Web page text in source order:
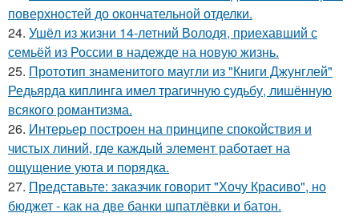
поверхностей до окончательной отделки.
24. Ушёл из жизни 14-летний Володя, приехавший с
семьёй из России в надежде на новую жизнь.
25. Прототип знаменитого маугли из "Книги Джунглей"
Редьярда киплинга имел трагичную судьбу, лишённую
всякого романтизма.
26. Интерьер построен на принципе спокойствия и
чистых линий, где каждый элемент работает на
ощущение уюта и порядка.
27. Представьте: заказчик говорит "Хочу Красиво", но
бюджет - как на две банки шпатлёвки и батон.